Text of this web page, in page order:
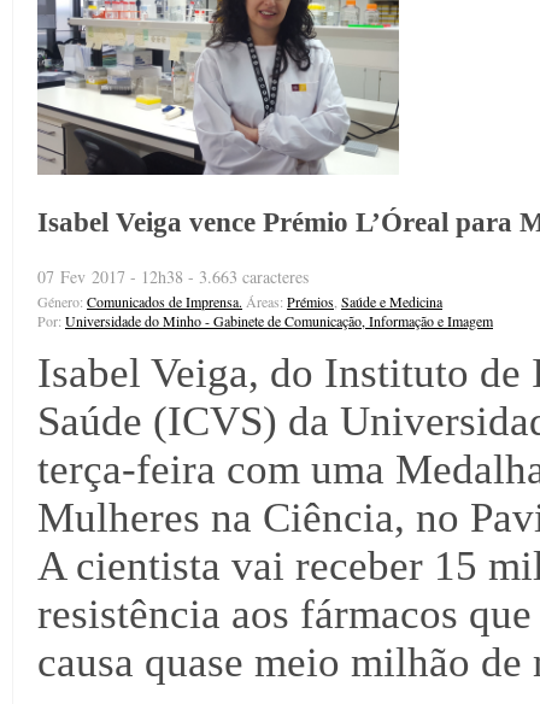
Isabel Veiga vence Prémio L’Óreal para
07 Fev 2017 - 12h38 - 3.663 caracteres
Género: Comunicados de Imprensa. Áreas: Prémios Saúde e Medicina
Por: Universidade do Minho - Gabinete de Comunicação, Informação e Imagem
Isabel Veiga, do Instituto de
Saúde (ICVS) da
terça-feira com uma
Mulheres na Ciência, no
A cientista vai receber 15
resistência aos fármacos
causa quase meio milhão de